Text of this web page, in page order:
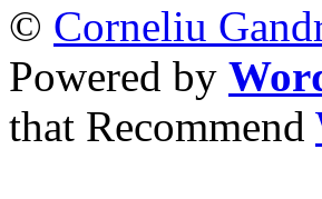
© Corneliu
Powered by
that Recommend